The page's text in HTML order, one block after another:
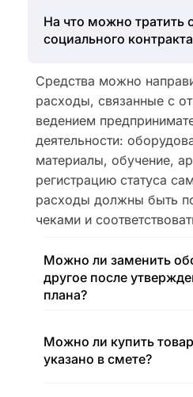
На что можно тратить
социального
Средства можно
расходы, связанные с
ведением
деятельности:
материалы, обучение,
регистрацию статуса
расходы должны быть
чеками и
Можно ли заменить
другое после
плана?
Можно ли купить
указано в смете?